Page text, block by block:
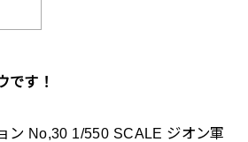
です！
ン No,30 1/550 SCALE ジオン軍